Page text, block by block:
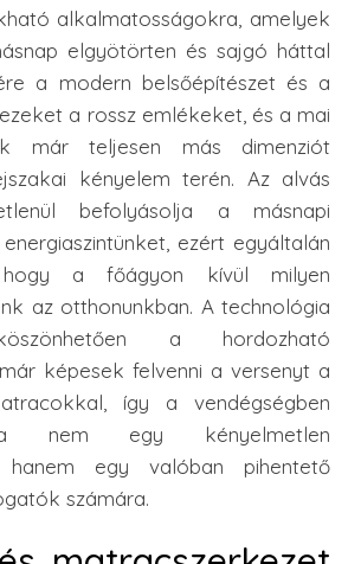
alkalmatosságokra, amelyek
elgyötörten és sajgó háttal
a modern belsőépítészet és a
a rossz emlékeket, és a mai
már teljesen más dimenziót
kényelem terén. Az alvás
befolyásolja a másnapi
ezért egyáltalán
a főágyon kívül milyen
az otthonunkban. A technológia
a hordozható
képesek felvenni a versenyt a
így a vendégségben
nem egy kényelmetlen
hanem egy valóban pihentető
számára.